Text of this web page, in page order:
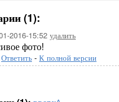
(1):
2016-15:52 удалить
фото!
Ответить - К полной версии